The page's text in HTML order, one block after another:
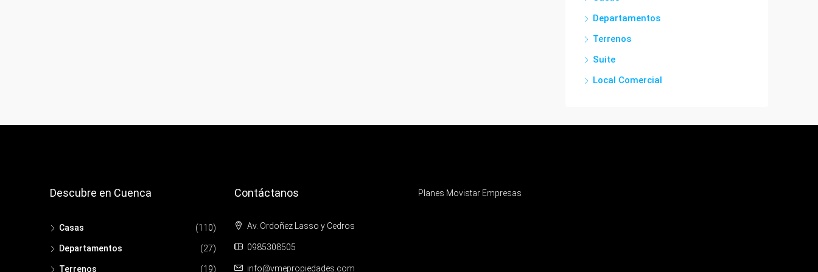
Departamentos
Terrenos
Suite
Local Comercial
Descubre en Cuenca
Casas (110)
Departamentos (27)
Terrenos (19)
Contáctanos
Av. Ordoñez Lasso y Cedros
0985308505
info@vmepropiedades.com
Planes Movistar Empresas